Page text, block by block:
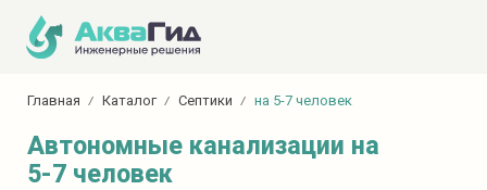
Главная Каталог Септики на 5-7 человек
Автономные канализации на
5-7 человек